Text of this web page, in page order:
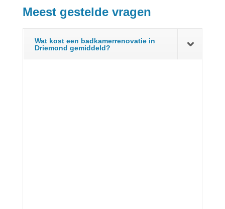
Meest gestelde vragen
Wat kost een badkamerrenovatie in
Driemond gemiddeld?